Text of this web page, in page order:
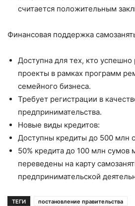
считается положительным
Финансовая поддержка
Доступна для тех, кто успешно
проекты в рамках программ
семейного бизнеса.
Требует регистрации в
предпринимательства.
Новые виды кредитов:
Доступны кредиты до 500 млн
50% кредита до 100 млн сумов
переведены на карту
предпринимательской
ТЕГИ постановление правительства